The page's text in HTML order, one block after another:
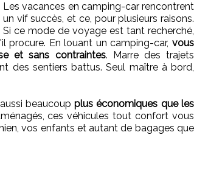
Les vacances en camping-car rencontrent
un vif succès, et ce, pour plusieurs raisons.
Si ce mode de voyage est tant recherché,
En louant un camping-car, vous
et sans contraintes. Marre des trajets
des sentiers battus. Seul maître à bord,
beaucoupplus économiques que les
ces véhicules tout confort vous
vos enfants et autant de bagages que